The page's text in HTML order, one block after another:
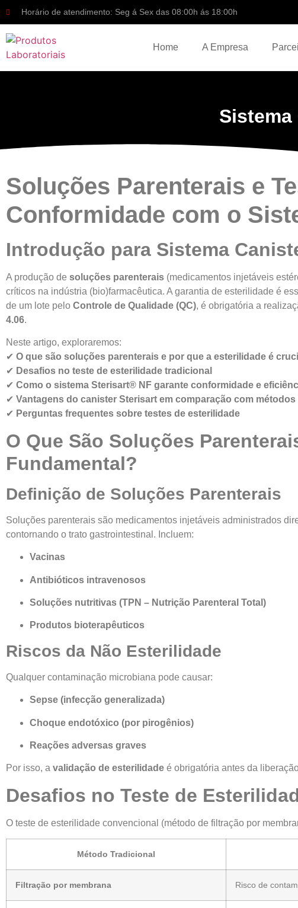
Horário de atendimento: Seg á Sex das 08:00h ás 18:00h
Home A Empresa
Soluções Parenterais e
Conformidade com o
Introdução para Sistema
A produção de soluções parenterais (medicamentos injetáveis
críticos na indústria (bio)farmacêutica. A garantia de esterilidade é
de um lote pelo Controle de Qualidade (QC), é obrigatória a
4.06.
Neste artigo, exploraremos:
✔ O que são soluções parenterais e por que a esterilidade é
✔ Desafios no teste de esterilidade tradicional
✔ Como o sistema Sterisart® NF garante conformidade e
✔ Vantagens do canister Sterisart em comparação com
✔ Perguntas frequentes sobre testes de esterilidade
O Que São Soluções
Fundamental?
Definição de Soluções Parenterais
Soluções parenterais são medicamentos injetáveis administrados
contornando o trato gastrointestinal. Incluem:
Vacinas
Antibióticos intravenosos
Soluções nutritivas (TPN – Nutrição Parenteral Total)
Produtos bioterapêuticos
Riscos da Não Esterilidade
Qualquer contaminação microbiana pode causar:
Sepse (infecção generalizada)
Choque endotóxico (por pirogênios)
Reações adversas graves
Por isso, a validação de esterilidade é obrigatória antes da
Desafios no Teste de
O teste de esterilidade convencional (método de filtração por
Método Tradicional
Filtração por membrana Risco de